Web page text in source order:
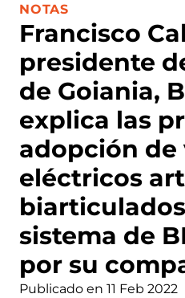
Francisco
presidente
de Goiania,
explica las
adopción de
eléctricos
sistema de
por su
CATEGORÍA:
NOTAS
Publicado en 11 Feb 2022